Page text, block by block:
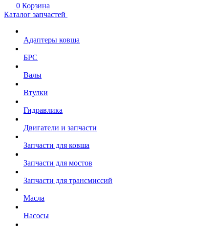
0 Корзина
Каталог запчастей
Адаптеры ковша
БРС
Валы
Втулки
Гидравлика
Двигатели и запчасти
Запчасти для ковша
Запчасти для мостов
Запчасти для трансмиссий
Масла
Насосы